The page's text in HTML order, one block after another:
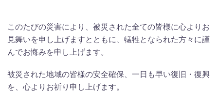
このたびの災害により、被災された全ての皆様に心よりお
見舞いを申し上げますとともに、犠牲となられた方々に謹
んでお悔みを申し上げます。
被災された地域の皆様の安全確保、一日も早い復旧・復興
を、心よりお祈り申し上げます。